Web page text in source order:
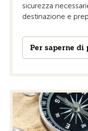
sicurezza
destinazione e
Per saperne di